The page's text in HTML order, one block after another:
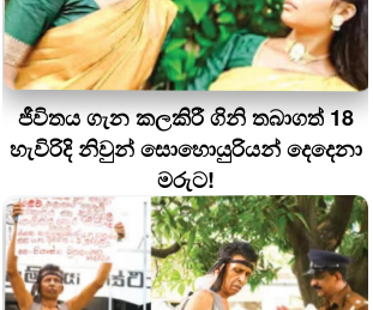
ජීවිතය ගැන කලකිරී ගිනි තබාගත් 18
හැවිරිදි නිවුන් සොහොයුරියන් දෙදෙනා
මරුට!